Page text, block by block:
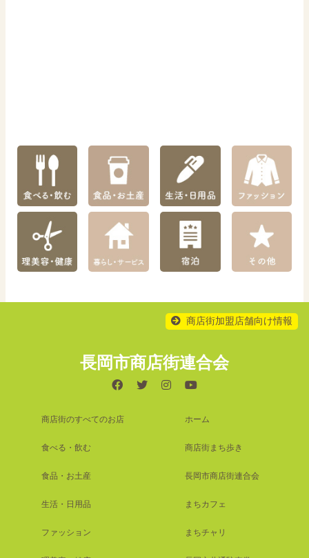
商店街加盟店舗向け情報
長岡市商店街連合会
商店街のすべてのお店
食べる・飲む
食品・お土産
生活・日用品
ファッション
ホーム
商店街まち歩き
長岡市商店街連合会
まちカフェ
まちチャリ